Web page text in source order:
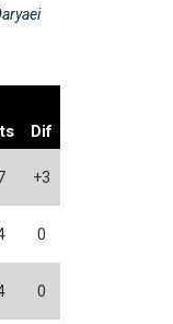
Dif
+3
0
0